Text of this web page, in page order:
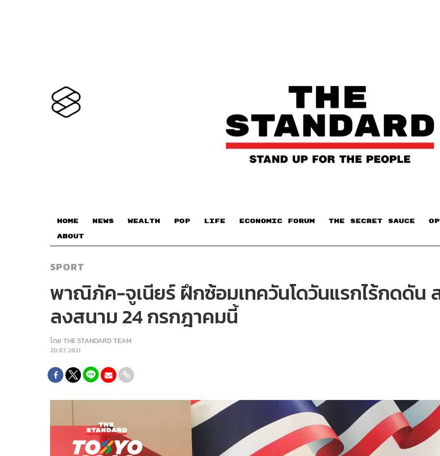
HOME NEWS WEALTH POP LIFE ECONOMIC FORUM THE SECRET SAUCE​
ABOUT
SPORT
พาณิภัค-จูเนียร์ ฝึกซ้อมเทควันโดวันแรกไร้กดดัน
ลงสนาม 24 กรกฎาคมนี้
โดย THE STANDARD TEAM
20.07.2021